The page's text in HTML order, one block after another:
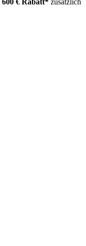
600 € Rabatt* zusätzlich